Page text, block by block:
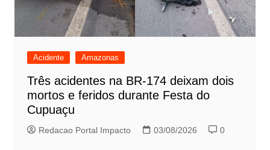
Acidente Amazonas
Três acidentes na BR-174 deixam dois
mortos e feridos durante Festa do
Cupuaçu
Redacao Portal Impacto 03/08/2026 0